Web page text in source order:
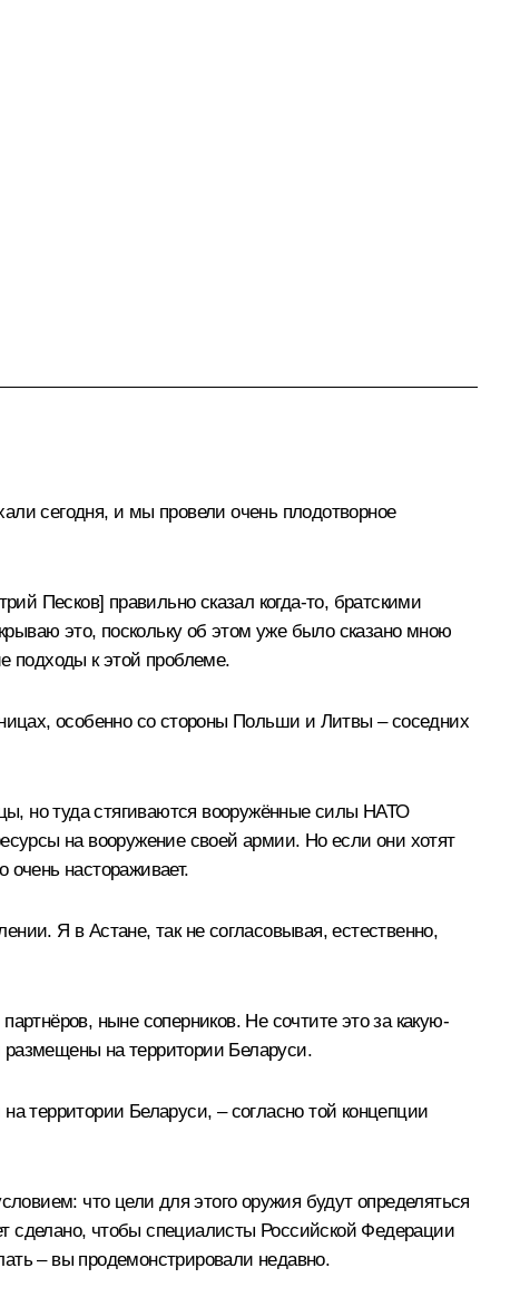
сегодня, и мы провели очень плодотворное
Песков] правильно сказал когда-то, братскими
это, поскольку об этом уже было сказано мною
подходы к этой проблеме.
особенно со стороны Польши и Литвы – соседних
но туда стягиваются вооружённые силы НАТО
на вооружение своей армии. Но если они хотят
настораживает.
Я в Астане, так не согласовывая, естественно,
ныне соперников. Не сочтите это за какую-
на территории Беларуси.
территории Беларуси, – согласно той концепции
что цели для этого оружия будут определяться
сделано, чтобы специалисты Российской Федерации
– вы продемонстрировали недавно.